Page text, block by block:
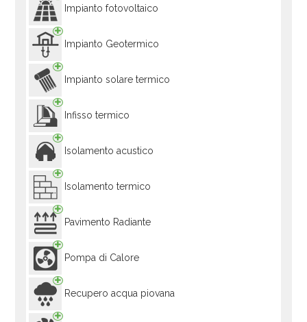
Impianto fotovoltaico
Impianto Geotermico
Impianto solare termico
Infisso termico
Isolamento acustico
Isolamento termico
Pavimento Radiante
Pompa di Calore
Recupero acqua piovana